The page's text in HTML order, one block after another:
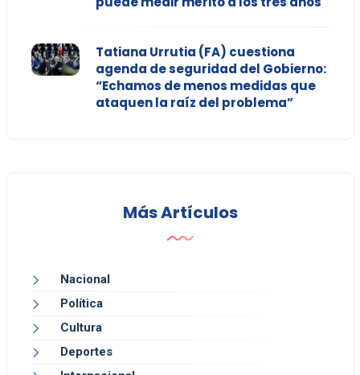
Tatiana Urrutia (FA) cuestiona
agenda de seguridad del Gobierno:
“Echamos de menos medidas que
ataquen la raíz del problema”
Más Artículos
Nacional
Política
Cultura
Deportes